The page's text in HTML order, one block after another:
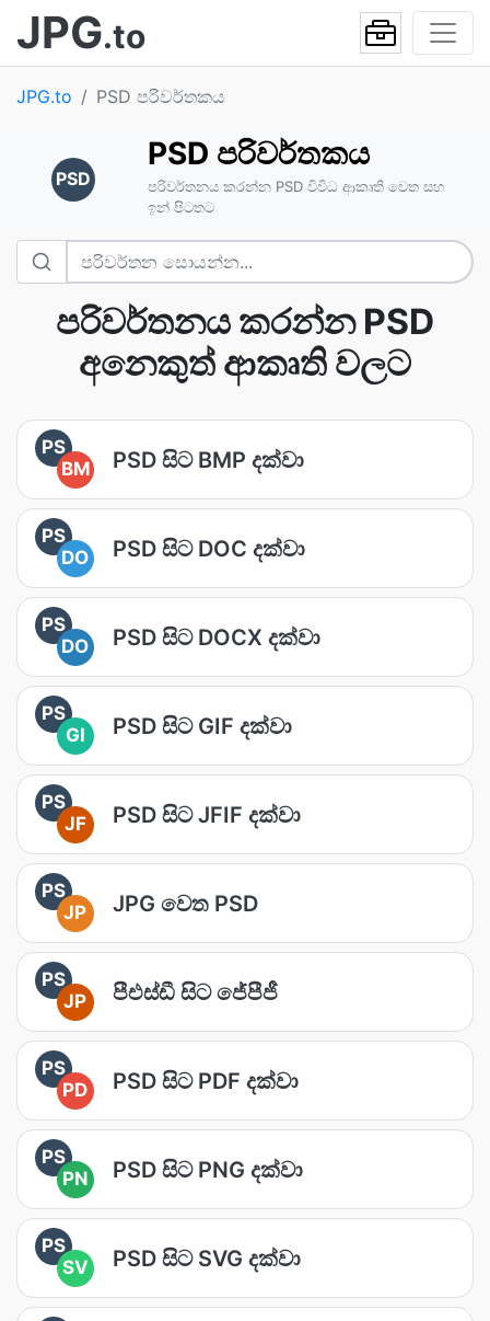
JPG.to
JPG.to PSD පරිවර්තකය
PSD
PSD පරිවර්තකය
පරිවර්තනය කරන්න PSD විවිධ ආකෘති වෙත සහ
ඉන් පිටතට
පරිවර්තනය කරන්න PSD
අනෙකුත් ආකෘති වලට
PS
BM
PSD සිට BMP දක්වා
PS
DO
PSD සිට DOC දක්වා
PS
DO
PSD සිට DOCX දක්වා
PS
GI
PSD සිට GIF දක්වා
PS
JF
PSD සිට JFIF දක්වා
PS
JP
JPG වෙත PSD
PS
JP
පීඑස්ඩී සිට ජේපීජී
PS
PD
PSD සිට PDF දක්වා
PS
PN
PSD සිට PNG දක්වා
PS
SV
PSD සිට SVG දක්වා